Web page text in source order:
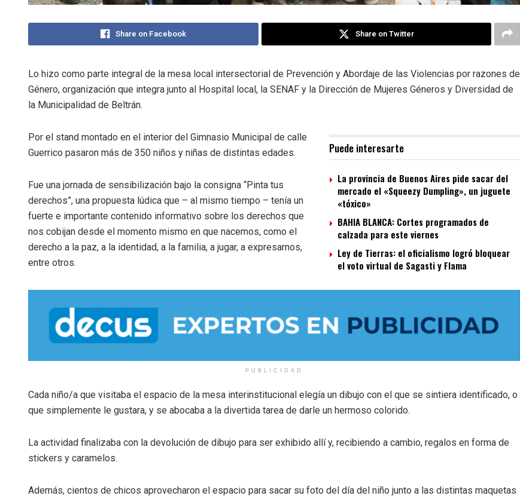
Share on Facebook Share on Twitter
Lo hizo como parte integral de la mesa local intersectorial de Prevención y Abordaje de las Violencias por razones de
Género, organización que integra junto al Hospital local, la SENAF y la Dirección de Mujeres Géneros y Diversidad de
la Municipalidad de Beltrán.
Puede interesarte
La provincia de Buenos Aires pide sacar del
mercado el «Squeezy Dumpling», un juguete
«tóxico»
BAHIA BLANCA: Cortes programados de
calzada para este viernes
Ley de Tierras: el oficialismo logró bloquear
el voto virtual de Sagasti y Flama
Por el stand montado en el interior del Gimnasio Municipal de calle
Guerrico pasaron más de 350 niños y niñas de distintas edades.
Fue una jornada de sensibilización bajo la consigna “Pinta tus
derechos”, una propuesta lúdica que – al mismo tiempo – tenía un
fuerte e importante contenido informativo sobre los derechos que
nos cobijan desde el momento mismo en que nacemos, como el
derecho a la paz, a la identidad, a la familia, a jugar, a expresarnos,
entre otros.
PUBLICIDAD
Cada niño/a que visitaba el espacio de la mesa interinstitucional elegía un dibujo con el que se sintiera identificado, o
que simplemente le gustara, y se abocaba a la divertida tarea de darle un hermoso colorido.
La actividad finalizaba con la devolución de dibujo para ser exhibido allí y, recibiendo a cambio, regalos en forma de
stickers y caramelos.
Además, cientos de chicos aprovecharon el espacio para sacar su foto del día del niño junto a las distintas maquetas